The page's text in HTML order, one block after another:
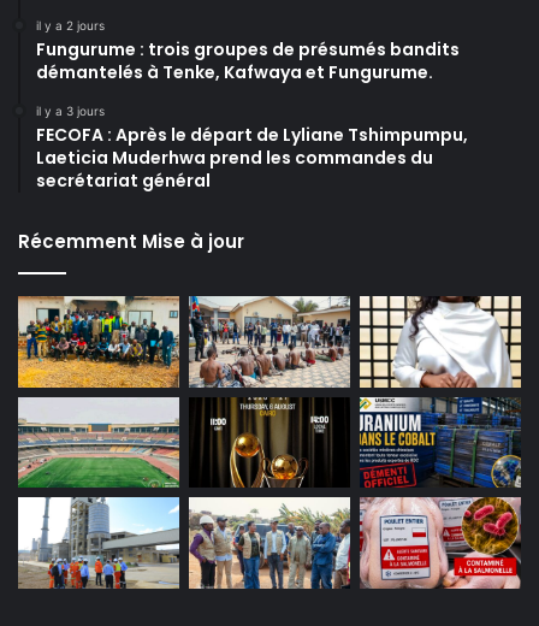
il y a 2 jours
Fungurume : trois groupes de présumés bandits
démantelés à Tenke, Kafwaya et Fungurume.
il y a 3 jours
FECOFA : Après le départ de Lyliane Tshimpumpu,
Laeticia Muderhwa prend les commandes du
secrétariat général
Récemment Mise à jour